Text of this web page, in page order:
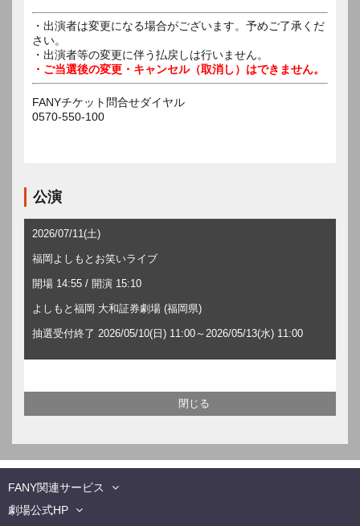
・出演者は変更になる場合がございます。予めご了承くだ
さい。
・出演者等の変更に伴う払戻しは行いません。
・ご当選後の変更・キャンセル（取消し）はできません。
FANYチケット問合せダイヤル
0570-550-100
公演
2026/07/11(土)
福岡よしもとお笑いライブ
開場 14:55 / 開演 15:10
よしもと福岡 大和証券劇場 (福岡県)
抽選受付終了 2026/05/10(日) 11:00～2026/05/13(水) 11:00
FANY関連サービス
劇場公式HP